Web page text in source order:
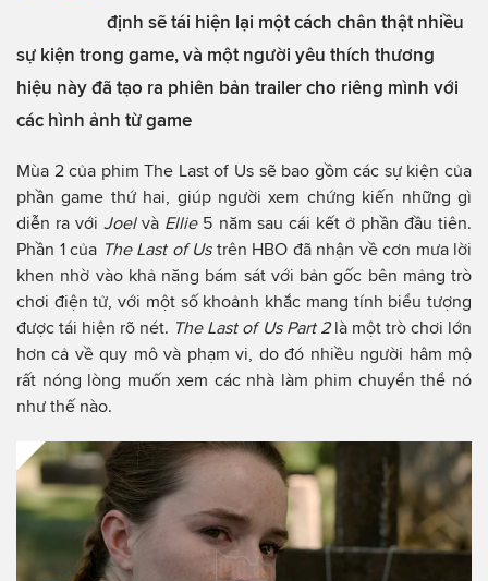
định sẽ tái hiện lại một cách chân thật nhiều
sự kiện trong game, và một người yêu thích thương
hiệu này đã tạo ra phiên bản trailer cho riêng mình với
các hình ảnh từ game
Mùa 2 của phim The Last of Us sẽ bao gồm các sự kiện của
phần game thứ hai, giúp người xem chứng kiến ​​những gì
diễn ra vớiJoelvà Ellie 5 năm sau cái kết ở phần đầu tiên.
Phần 1 của The Last of Ustrên HBO đã nhận về cơn mưa lời
khen nhờ vào khả năng bám sát với bản gốc bên mảng trò
chơi điện tử, với một số khoảnh khắc mang tính biểu tượng
được tái hiện rõ nét. The Last of Us Part 2là một trò chơi lớn
hơn cả về quy mô và phạm vi, do đó nhiều người hâm mộ
rất nóng lòng muốn xem các nhà làm phim chuyển thể nó
như thế nào.